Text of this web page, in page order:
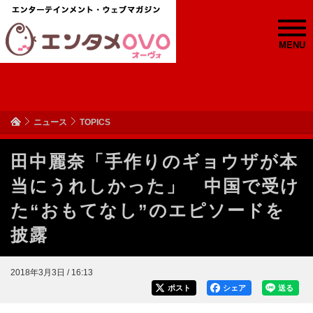
MENU
ニュース TOPICS
田中麗奈「手作りのギョウザが本
当にうれしかった」 中国で受け
た“おもてなし”のエピソードを
披露
2018年3月3日 / 16:13
送る
シェア
ポスト